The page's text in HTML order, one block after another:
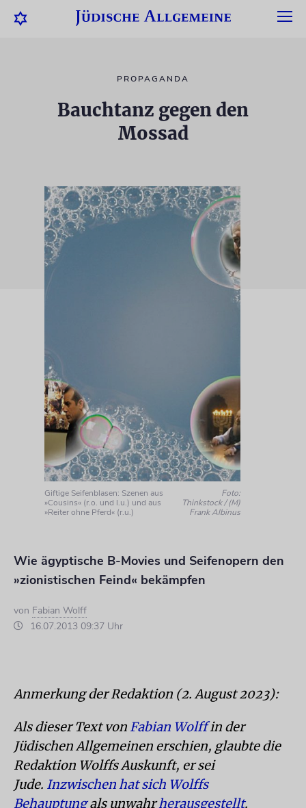
PROPAGANDA
Bauchtanz gegen den
Mossad
Giftige Seifenblasen: Szenen aus
»Cousins« (r.o. und l.u.) und aus
»Reiter ohne Pferd« (r.u.)
Foto:
Thinkstock / (M)
Frank Albinus
Wie ägyptische B-Movies und Seifenopern den
»zionistischen Feind« bekämpfen
von Fabian Wolff
16.07.2013 09:37 Uhr
Anmerkung der Redaktion (2. August 2023):
Als dieser Text von Fabian Wolffin der
Jüdischen Allgemeinen erschien, glaubte die
Redaktion Wolffs Auskunft, er sei
Jude. Inzwischen hat sich Wolffs
Behauptungals unwahrherausgestellt.